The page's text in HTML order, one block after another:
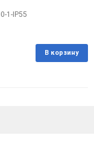
1-IP55
В корзину